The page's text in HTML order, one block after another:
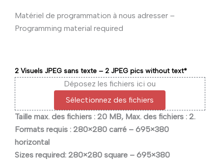
Matériel de programmation à nous adresser –
Programming material required
2 Visuels JPEG sans texte – 2 JPEG pics without text*
Déposez les fichiers ici ou
Sélectionnez des fichiers
Taille max. des fichiers : 20 MB, Max. des fichiers : 2.
Formats requis : 280×280 carré – 695×380
horizontal
Sizes required: 280×280 square – 695×380